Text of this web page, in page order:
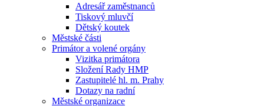
Adresář zaměstnanců
Tiskový mluvčí
Dětský koutek
Městské části
Primátor a volené orgány
Vizitka primátora
Složení Rady HMP
Zastupitelé hl. m. Prahy
Dotazy na radní
Městské organizace